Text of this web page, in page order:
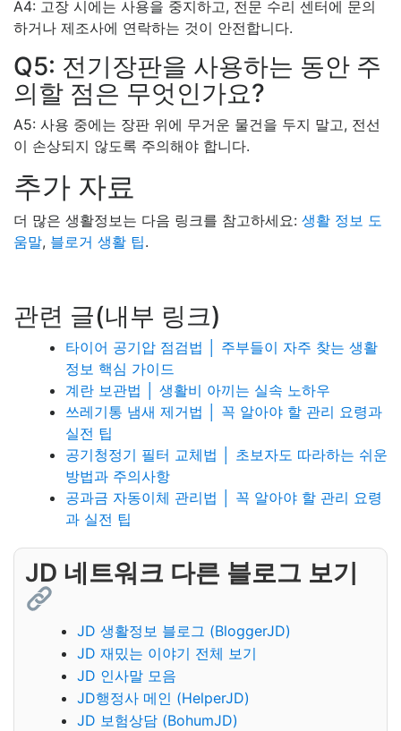
A4: 고장 시에는 사용을 중지하고, 전문 수리 센터에 문의
하거나 제조사에 연락하는 것이 안전합니다.
Q5: 전기장판을 사용하는 동안 주
의할 점은 무엇인가요?
A5: 사용 중에는 장판 위에 무거운 물건을 두지 말고, 전선
이 손상되지 않도록 주의해야 합니다.
추가 자료
더 많은 생활정보는 다음 링크를 참고하세요: 생활 정보 도
움말, 블로거 생활 팁.
관련 글(내부 링크)
타이어 공기압 점검법 │ 주부들이 자주 찾는 생활
정보 핵심 가이드
계란 보관법 │ 생활비 아끼는 실속 노하우
쓰레기통 냄새 제거법 │ 꼭 알아야 할 관리 요령과
실전 팁
공기청정기 필터 교체법 │ 초보자도 따라하는 쉬운
방법과 주의사항
공과금 자동이체 관리법 │ 꼭 알아야 할 관리 요령
과 실전 팁
JD 네트워크 다른 블로그 보기
JD 생활정보 블로그 (BloggerJD)
JD 재밌는 이야기 전체 보기
JD 인사말 모음
JD행정사 메인 (HelperJD)
JD 보험상담 (BohumJD)